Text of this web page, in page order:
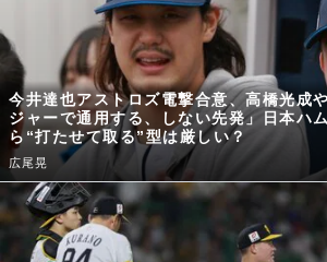
今井達也アストロズ電撃合意、高橋光成
ジャーで通用する、しない先発」日本ハ
ら“打たせて取る”型は厳しい？
広尾晃